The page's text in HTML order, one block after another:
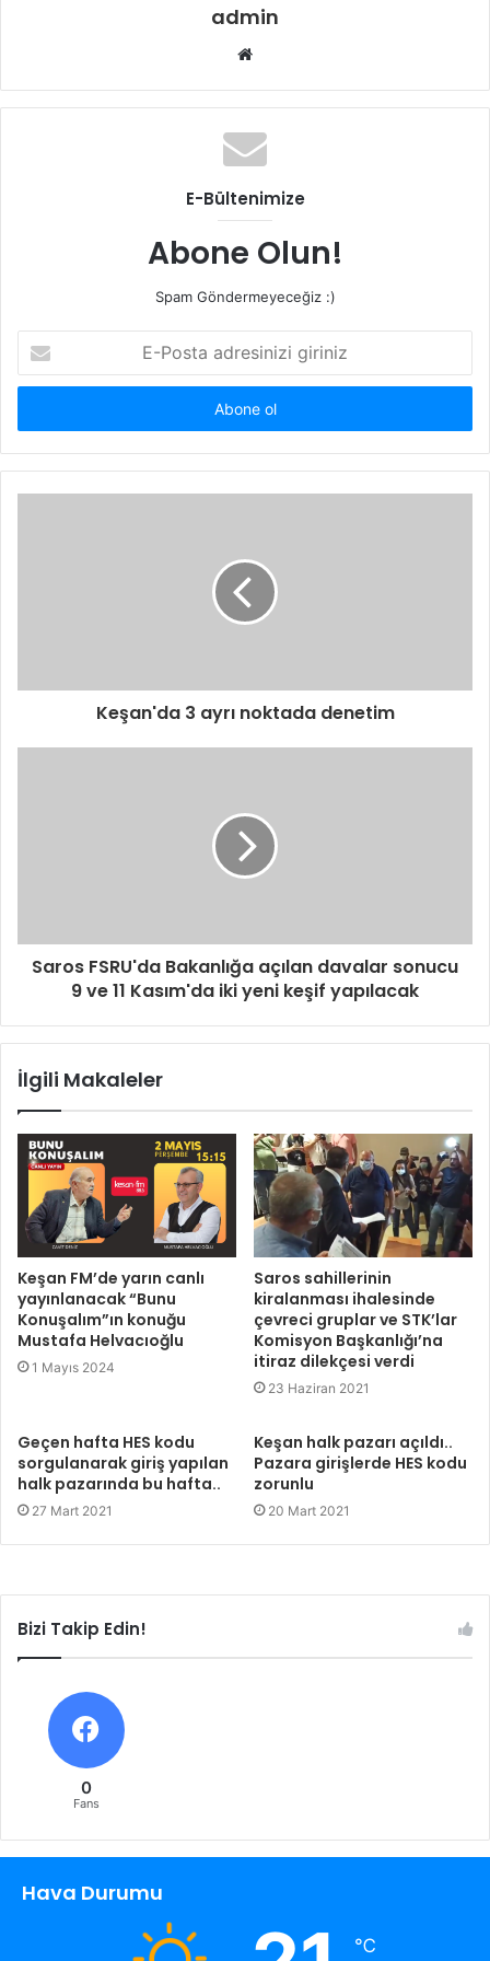
admin
Web
E-Bültenimize
Abone Olun!
Spam Göndermeyeceğiz :)
Posta
adresinizi
Keşan'da 3 ayrı noktada denetim
Saros FSRU'da Bakanlığa açılan davalar sonucu
9 ve 11 Kasım'da iki yeni keşif yapılacak
İlgili Makaleler
Keşan FM’de yarın canlı
yayınlanacak “Bunu
Konuşalım”ın konuğu
Mustafa Helvacıoğlu
1 Mayıs 2024
Saros sahillerinin
kiralanması ihalesinde
çevreci gruplar ve STK’lar
Komisyon Başkanlığı’na
itiraz dilekçesi verdi
23 Haziran 2021
Geçen hafta HES kodu
sorgulanarak giriş yapılan
halk pazarında bu hafta..
27 Mart 2021
Keşan halk pazarı açıldı..
Pazara girişlerde HES kodu
zorunlu
20 Mart 2021
Bizi Takip Edin!
0
Fans
Hava Durumu
℃